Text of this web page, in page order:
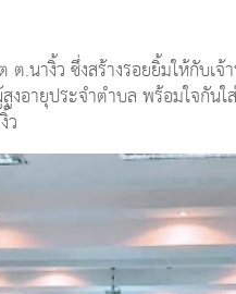
.นางิ้ว ซึ่งสร้างรอยยิ้มให้กับเ
งอายุประจำตำบล พร้อมใจกัน
ว